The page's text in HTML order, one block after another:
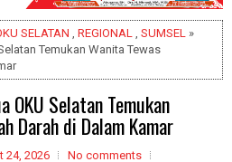
SELATAN , REGIONAL , SUMSEL »
Temukan Wanita Tewas
OKU Selatan Temukan
Darah di Dalam Kamar
24, 2026 No comments